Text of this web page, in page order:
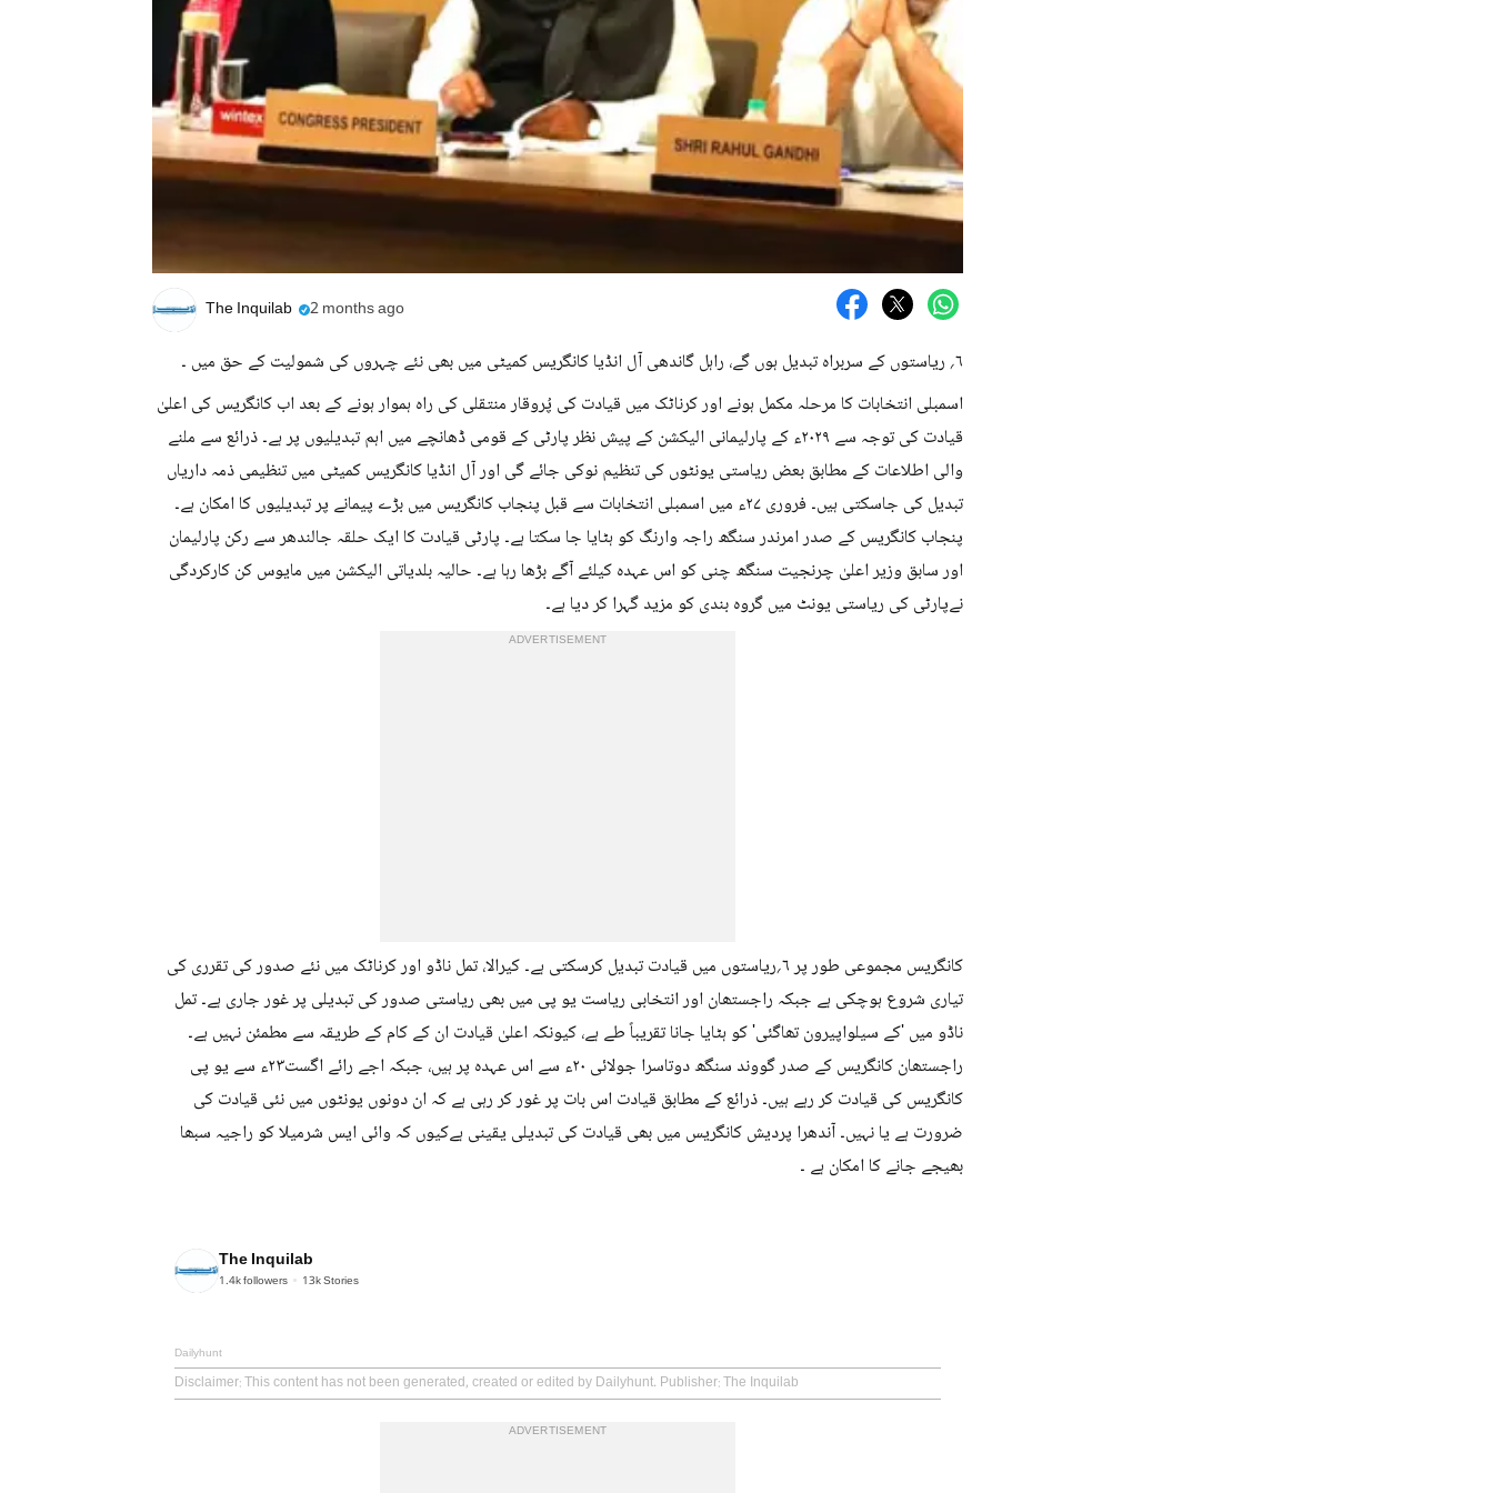
The Inquilab 2 months ago
۶؍ ریاستوں کے سربراہ تبدیل ہوں گے، راہل گاندھی آل انڈیا کانگریس کمیٹی میں بھی نئے چہروں کی شمولیت کے حق میں ۔
اسمبلی انتخابات کا مرحلہ مکمل ہونے اور کرناٹک میں قیادت کی پُروقار منتقلی کی راہ ہموار ہونے کے بعد اب کانگریس کی اعلیٰ
قیادت کی توجہ سے ۲۰۲۹ء کے پارلیمانی الیکشن کے پیش نظر پارٹی کے قومی ڈھانچے میں اہم تبدیلیوں پر ہے۔ ذرائع سے ملنے
والی اطلاعات کے مطابق بعض ریاستی یونٹوں کی تنظیم نوکی جائے گی اور آل انڈیا کانگریس کمیٹی میں تنظیمی ذمہ داریاں
تبدیل کی جاسکتی ہیں۔ فروری ۲۷ء میں اسمبلی انتخابات سے قبل پنجاب کانگریس میں بڑے پیمانے پر تبدیلیوں کا امکان ہے۔
پنجاب کانگریس کے صدر امرندر سنگھ راجہ وارنگ کو ہٹایا جا سکتا ہے۔ پارٹی قیادت کا ایک حلقہ جالندھر سے رکن پارلیمان
اور سابق وزیر اعلیٰ چرنجیت سنگھ چنی کو اس عہدہ کیلئے آگے بڑھا رہا ہے۔ حالیہ بلدیاتی الیکشن میں مایوس کن کارکردگی
نےپارٹی کی ریاستی یونٹ میں گروہ بندی کو مزید گہرا کر دیا ہے۔
ADVERTISEMENT
کانگریس مجموعی طور پر ۶؍ریاستوں میں قیادت تبدیل کرسکتی ہے۔ کیرالا، تمل ناڈو اور کرناٹک میں نئے صدور کی تقرری کی
تیاری شروع ہوچکی ہے جبکہ راجستھان اور انتخابی ریاست یو پی میں بھی ریاستی صدور کی تبدیلی پر غور جاری ہے۔ تمل
ناڈو میں 'کے سیلواپیرون تھاگئی' کو ہٹایا جانا تقریباً طے ہے، کیونکہ اعلیٰ قیادت ان کے کام کے طریقہ سے مطمئن نہیں ہے۔
راجستھان کانگریس کے صدر گووند سنگھ دوتاسرا جولائی ۲۰ء سے اس عہدہ پر ہیں، جبکہ اجے رائے اگست۲۳ء سے یو پی
کانگریس کی قیادت کر رہے ہیں۔ ذرائع کے مطابق قیادت اس بات پر غور کر رہی ہے کہ ان دونوں یونٹوں میں نئی قیادت کی
ضرورت ہے یا نہیں۔ آندھرا پردیش کانگریس میں بھی قیادت کی تبدیلی یقینی ہےکیوں کہ وائی ایس شرمیلا کو راجیہ سبھا
بھیجے جانے کا امکان ہے ۔
The Inquilab
1.4kfollowers 13kStories
Dailyhunt
Disclaimer: This content has not been generated, created or edited by Dailyhunt. Publisher: The Inquilab
ADVERTISEMENT